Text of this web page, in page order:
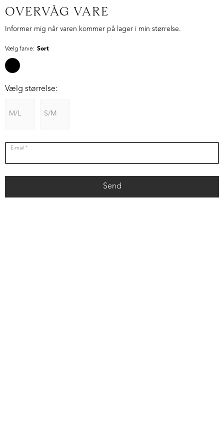
OVERVÅG VARE
Informer mig når varen kommer på lager i min størrelse.
Vælg farve: Sort
Vælg størrelse:
M/L S/M
E-mail